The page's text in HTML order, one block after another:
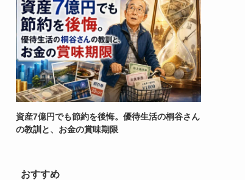
資産7億円でも節約を後悔。優待生活の桐谷さん
の教訓と、お金の賞味期限
おすすめ